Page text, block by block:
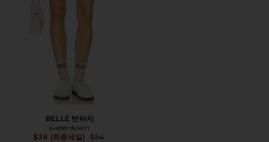
BELLE 반바지
superdown
$38 (최종세일)
Previous price:
$54